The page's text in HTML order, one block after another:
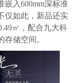
嵌入600mm深标准
仅如此，新品还实
㎡，配合九大科
储空间。